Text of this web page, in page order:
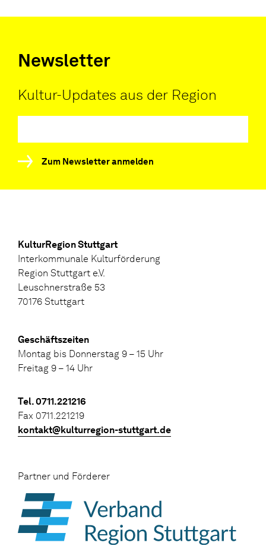
Newsletter
Kultur-Updates aus der Region
Zum Newsletter anmelden
KulturRegion Stuttgart
Interkommunale Kulturförderung
Region Stuttgart e.V.
Leuschnerstraße 53
70176 Stuttgart
Geschäftszeiten
Montag bis Donnerstag 9 – 15 Uhr
Freitag 9 – 14 Uhr
Tel. 0711.221216
Fax 0711.221219
kontakt@kulturregion-stuttgart.de
Partner und Förderer